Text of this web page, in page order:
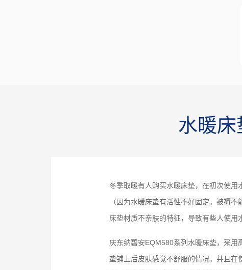
水暖床
冬季取暖有人购买水暖床垫，在初次使
（因为水暖床垫有活性不好固定。被褥
床垫材质不亲肤的特征，导致有些人使用
庆东纳碧安EQM580系列水暖床垫，采
垫铺上后皮肤感觉不舒服的情况。并且